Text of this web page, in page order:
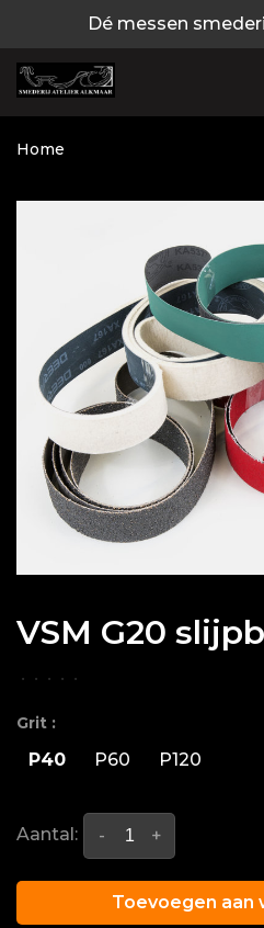
Dé messen
Home
VSM G20
• • • • •
Grit :
P40 P60 P120
Aantal: +
-
Toevoegen aan